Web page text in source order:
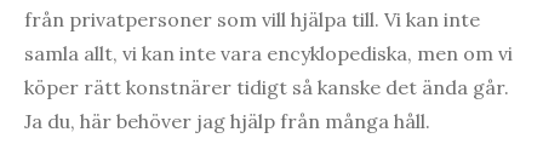
från privatpersoner som vill hjälpa till. Vi kan inte
samla allt, vi kan inte vara encyklopediska, men om vi
köper rätt konstnärer tidigt så kanske det ända går.
Ja du, här behöver jag hjälp från många håll.